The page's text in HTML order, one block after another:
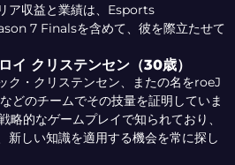
ア収益と業績は、Esports
7 Finalsを含めて、彼を際立たせて
イ クリステンセン（30歳）
ク・クリステンセン、またの名をroeJ
のチームでその技量を証明していま
的なゲームプレイで知られており、
新しい知識を適用する機会を常に探し